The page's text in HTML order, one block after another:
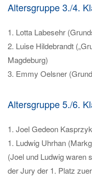
Altersgruppe 3./4.
1. Lotta Labesehr
2. Luise Hildebrandt
Magdeburg)
3. Emmy Oelsner
Altersgruppe 5./6.
1. Joel Gedeon
1. Ludwig Uhrhan
(Joel und Ludwig waren
der Jury der 1. Platz